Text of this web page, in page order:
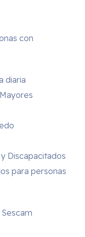
con
diaria
Discapacitados
para personas